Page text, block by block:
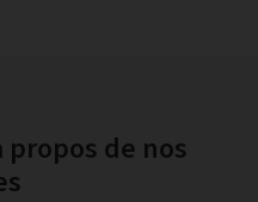
propos de nos